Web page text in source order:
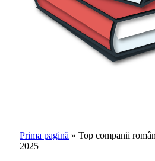
Prima pagină » Top companii
2025